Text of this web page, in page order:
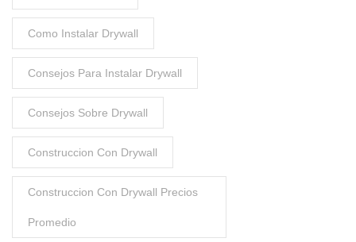
Como Instalar Drywall
Consejos Para Instalar Drywall
Consejos Sobre Drywall
Construccion Con Drywall
Construccion Con Drywall Precios
Promedio